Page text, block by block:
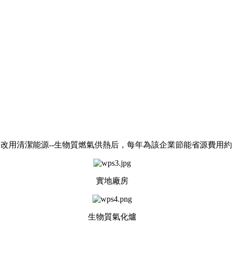
改用清潔能源--生物質燃氣供熱后 ，每年為該企業節能省源費用約
實地廠房
生物質氣化爐